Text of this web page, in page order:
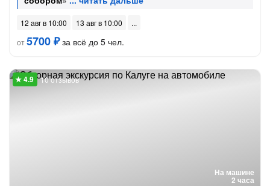
12 авг в 10:00
13 авг в 10:00
от5700 ₽за всё до 5 чел.
На машине
2 часа
10 отзывов